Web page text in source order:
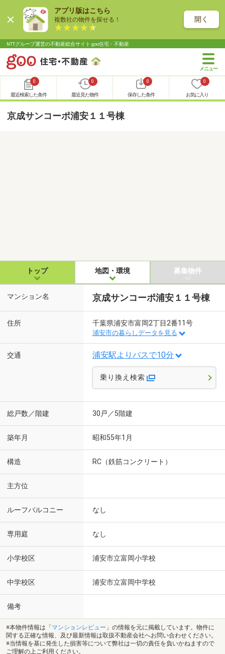
アプリ版はこちら
複数社の物件を探せる！ 開く
NTTグループ運営の不動産総合サイト goo住宅・不動産
0
最近検索した条件
0
最近見た物件
0
保存した条件
0
お気に入り
京成サンコーポ浦安１１号棟
トップ 地図・環境 募集物件
マンション名 京成サンコーポ浦安１１号棟
住所 千葉県浦安市富岡2丁目2番11号
浦安市の暮らしデータを見る
交通 浦安駅よりバスで10分
乗り換え検索
総戸数／階建 30戸／5階建
築年月 昭和55年1月
構造 RC（鉄筋コンクリート）
主方位
ルーフバルコニー なし
専用庭 なし
小学校区 浦安市立富岡小学校
中学校区 浦安市立富岡中学校
備考
※本物件情報は「 マンションレビュー 」の情報を元に掲載しています。物件に
関する正確な情報、及び最新情報は取扱不動産会社へお問い合わせください。
※当情報を基に発生した損害等について弊社は一切の責任を負いかねますので
ご理解の上ご利用ください。